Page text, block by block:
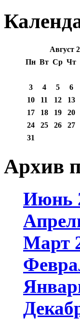
Август
Пн Вт Ср Чт
3
4 5 6
10
11 12 13
17
18 19 20
24
25 26 27
31
Архив
Июнь
Март